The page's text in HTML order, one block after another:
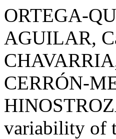
ORTEGA-
AGUILAR,
CERRÓN-
variability of